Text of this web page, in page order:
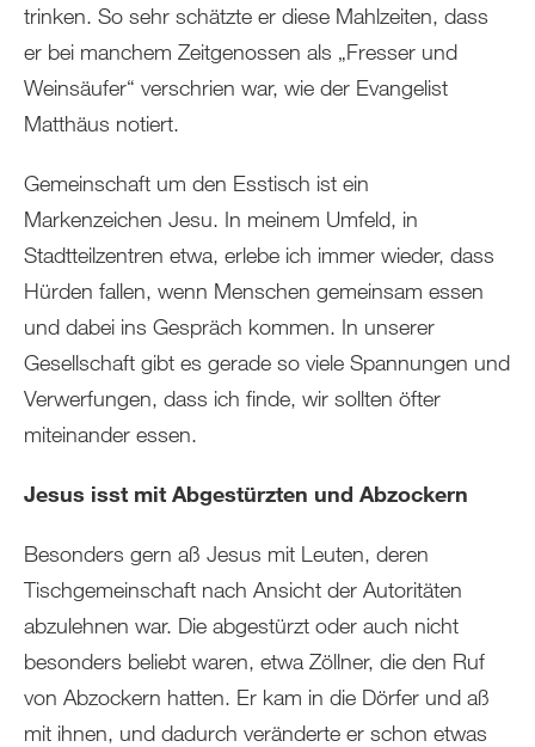
trinken. So sehr schätzte er diese Mahlzeiten, dass
er bei manchem Zeitgenossen als „Fresser und
Weinsäufer“ verschrien war, wie der Evangelist
Matthäus notiert.
Gemeinschaft um den Esstisch ist ein
Markenzeichen Jesu. In meinem Umfeld, in
Stadtteilzentren etwa, erlebe ich immer wieder, dass
Hürden fallen, wenn Menschen gemeinsam essen
und dabei ins Gespräch kommen. In unserer
Gesellschaft gibt es gerade so viele Spannungen und
Verwerfungen, dass ich finde, wir sollten öfter
miteinander essen.
Jesus isst mit Abgestürzten und Abzockern
Besonders gern aß Jesus mit Leuten, deren
Tischgemeinschaft nach Ansicht der Autoritäten
abzulehnen war. Die abgestürzt oder auch nicht
besonders beliebt waren, etwa Zöllner, die den Ruf
von Abzockern hatten. Er kam in die Dörfer und aß
mit ihnen, und dadurch veränderte er schon etwas